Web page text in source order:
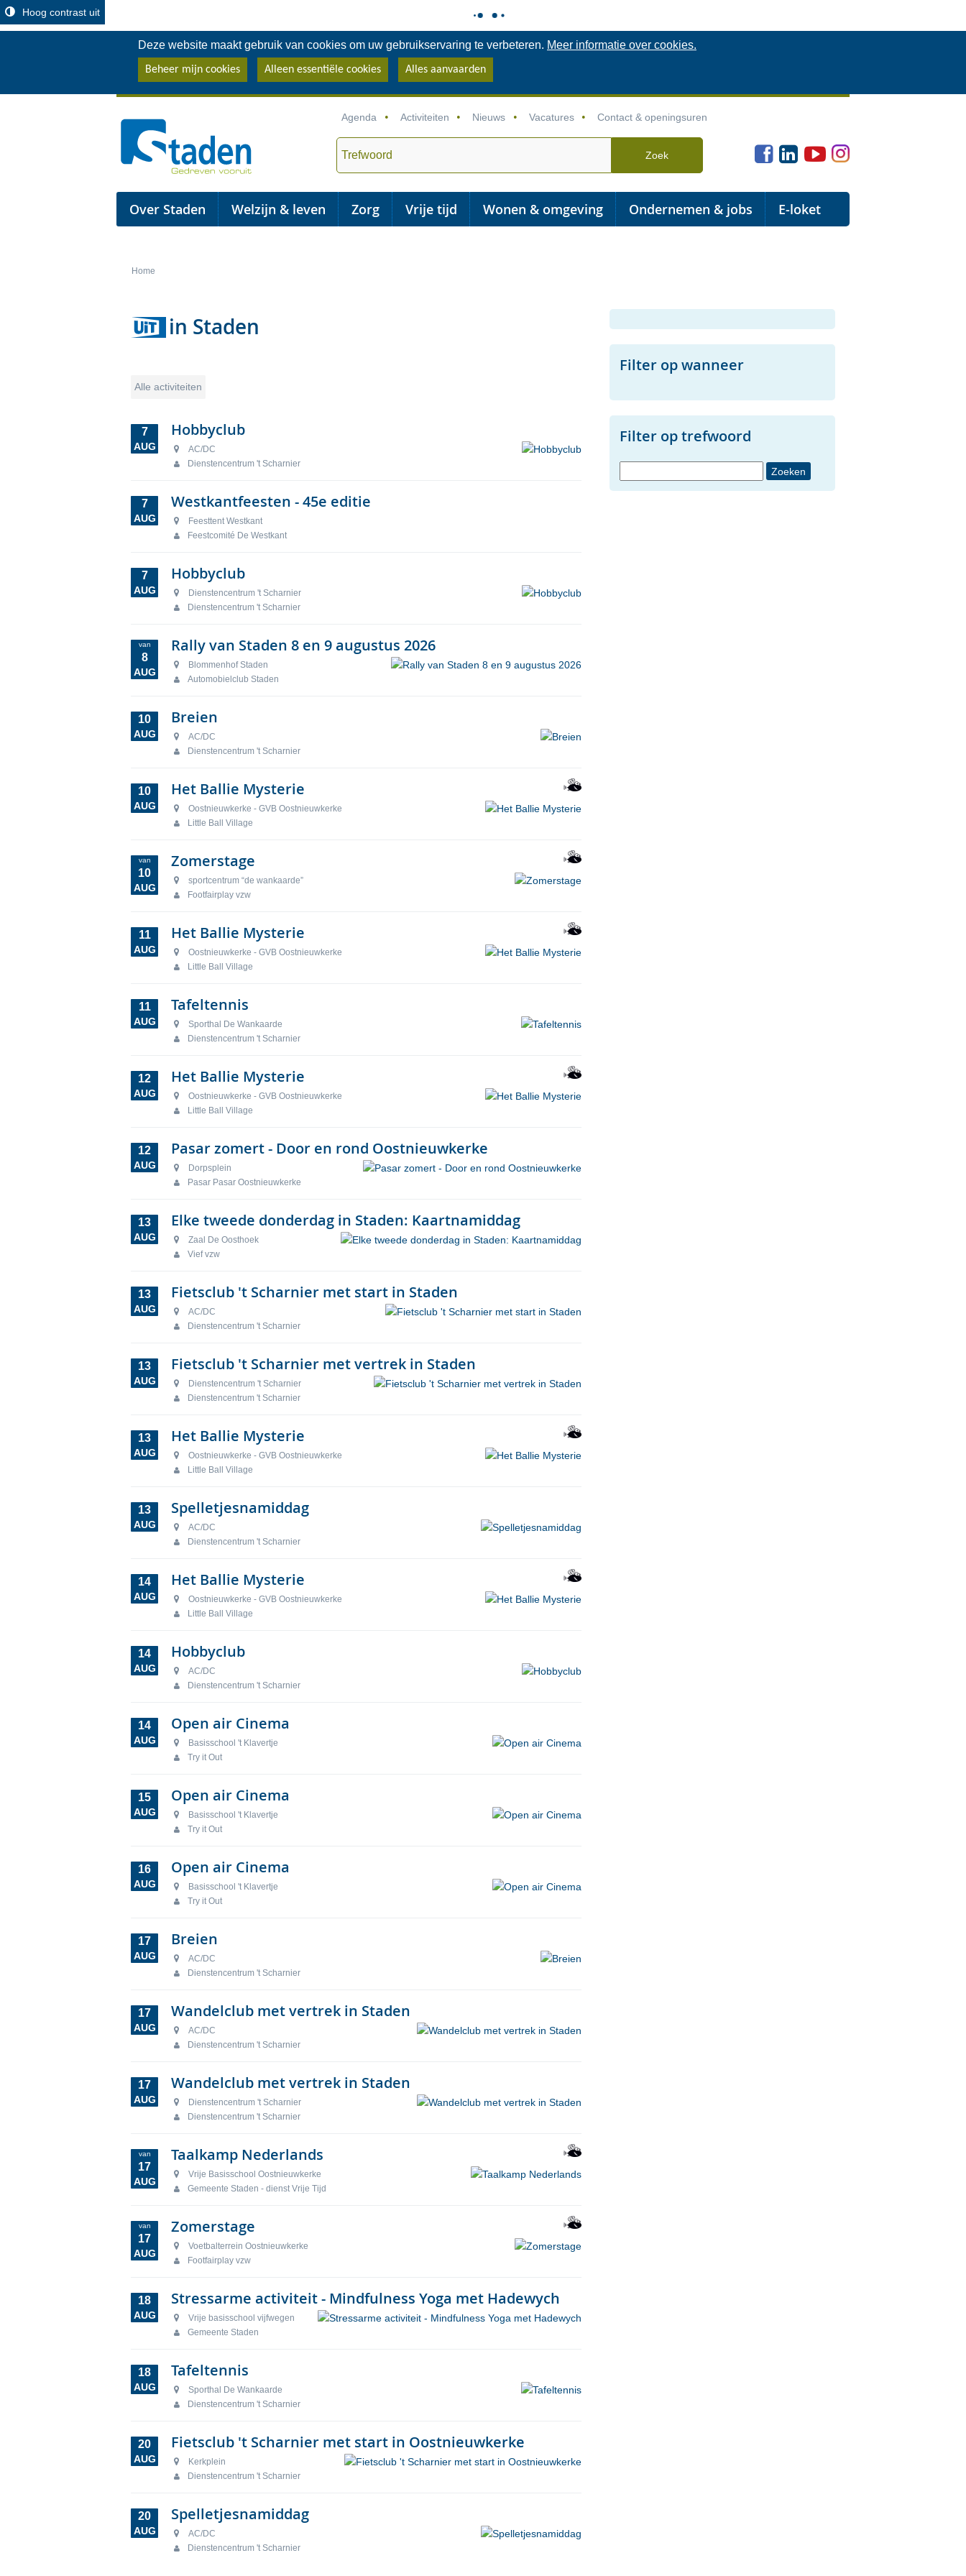
Hoog contrast uit
Deze website maakt gebruik van cookies om uw gebruikservaring te verbeteren. Meer informatie over cookies.
Beheer mijn cookies Alleen essentiële cookies Alles aanvaarden
Agenda Activiteiten Nieuws Vacatures Contact & openingsuren
Facebook
LinkedinYoutube
Instagram
Terug
naar
Over Staden Welzijn & leven Zorg Vrije tijd Wonen & omgeving Ondernemen & jobs E-loket
Home
in Staden
Alle activiteiten
Overzichten
Hobbyclub
7
AUG
AC/DC
Dienstencentrum 't Scharnier
Westkantfeesten - 45e editie
7
AUG
Feesttent Westkant
Feestcomité De Westkant
Hobbyclub
7
AUG
Dienstencentrum 't Scharnier
Dienstencentrum 't Scharnier
Rally van Staden 8 en 9 augustus 2026
van
8
AUG
Blommenhof Staden
Automobielclub Staden
Breien
10
AUG
AC/DC
Dienstencentrum 't Scharnier
Het Ballie Mysterie
10
AUG
Oostnieuwkerke - GVB Oostnieuwkerke
Little Ball Village
Zomerstage
van
10
AUG
sportcentrum “de wankaarde”
Footfairplay vzw
Het Ballie Mysterie
11
AUG
Oostnieuwkerke - GVB Oostnieuwkerke
Little Ball Village
Tafeltennis
11
AUG
Sporthal De Wankaarde
Dienstencentrum 't Scharnier
Het Ballie Mysterie
12
AUG
Oostnieuwkerke - GVB Oostnieuwkerke
Little Ball Village
Pasar zomert - Door en rond Oostnieuwkerke
12
AUG
Dorpsplein
Pasar Pasar Oostnieuwkerke
Elke tweede donderdag in Staden: Kaartnamiddag
13
AUG
Zaal De Oosthoek
Vief vzw
Fietsclub 't Scharnier met start in Staden
13
AUG
AC/DC
Dienstencentrum 't Scharnier
Fietsclub 't Scharnier met vertrek in Staden
13
AUG
Dienstencentrum 't Scharnier
Dienstencentrum 't Scharnier
Het Ballie Mysterie
13
AUG
Oostnieuwkerke - GVB Oostnieuwkerke
Little Ball Village
Spelletjesnamiddag
13
AUG
AC/DC
Dienstencentrum 't Scharnier
Het Ballie Mysterie
14
AUG
Oostnieuwkerke - GVB Oostnieuwkerke
Little Ball Village
Hobbyclub
14
AUG
AC/DC
Dienstencentrum 't Scharnier
Open air Cinema
14
AUG
Basisschool 't Klavertje
Try it Out
Open air Cinema
15
AUG
Basisschool 't Klavertje
Try it Out
Open air Cinema
16
AUG
Basisschool 't Klavertje
Try it Out
Breien
17
AUG
AC/DC
Dienstencentrum 't Scharnier
Wandelclub met vertrek in Staden
17
AUG
AC/DC
Dienstencentrum 't Scharnier
Wandelclub met vertrek in Staden
17
AUG
Dienstencentrum 't Scharnier
Dienstencentrum 't Scharnier
Taalkamp Nederlands
van
17
AUG
Vrije Basisschool Oostnieuwkerke
Gemeente Staden - dienst Vrije Tijd
Zomerstage
van
17
AUG
Voetbalterrein Oostnieuwkerke
Footfairplay vzw
Stressarme activiteit - Mindfulness Yoga met Hadewych
18
AUG
Vrije basisschool vijfwegen
Gemeente Staden
Tafeltennis
18
AUG
Sporthal De Wankaarde
Dienstencentrum 't Scharnier
Fietsclub 't Scharnier met start in Oostnieuwkerke
20
AUG
Kerkplein
Dienstencentrum 't Scharnier
Spelletjesnamiddag
20
AUG
AC/DC
Dienstencentrum 't Scharnier
Filter op wanneer
Filter op trefwoord